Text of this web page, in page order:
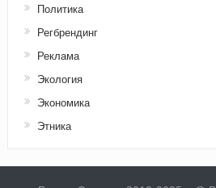
Политика
Регбрендинг
Реклама
Экология
Экономика
Этника